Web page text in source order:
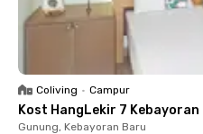
Coliving • Campur
Kost HangLekir 7 Kebayoran
Gunung, Kebayoran Baru